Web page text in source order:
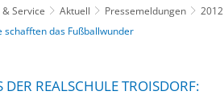
& Service Aktuell Pressemeldungen 2012
schafften das Fußballwunder
DER REALSCHULE TROISDORF: